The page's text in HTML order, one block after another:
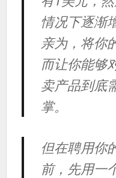
情况下逐渐
亲为，将你
而让你能够
卖产品到底
掌。
但在聘用你
前，先用一